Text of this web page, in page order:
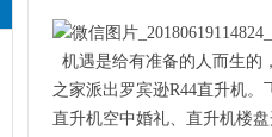
机遇是给有准备的人而生的
之家派出罗宾逊R44直升机
直升机空中婚礼、直升机楼